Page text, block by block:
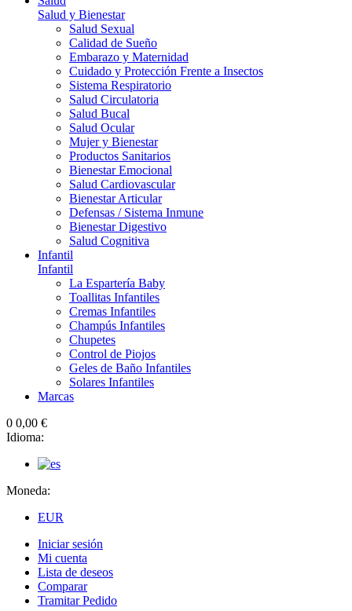
Salud y Bienestar
Salud Sexual
Calidad de Sueño
Embarazo y Maternidad
Cuidado y Protección Frente a Insectos
Sistema Respiratorio
Salud Circulatoria
Salud Bucal
Salud Ocular
Mujer y Bienestar
Productos Sanitarios
Bienestar Emocional
Salud Cardiovascular
Bienestar Articular
Defensas / Sistema Inmune
Bienestar Digestivo
Salud Cognitiva
Infantil
Infantil
La Espartería Baby
Toallitas Infantiles
Cremas Infantiles
Champús Infantiles
Chupetes
Control de Piojos
Geles de Baño Infantiles
Solares Infantiles
Marcas
0 0,00 €
Idioma:
Moneda:
EUR
Iniciar sesión
Mi cuenta
Lista de deseos
Comparar
Tramitar Pedido